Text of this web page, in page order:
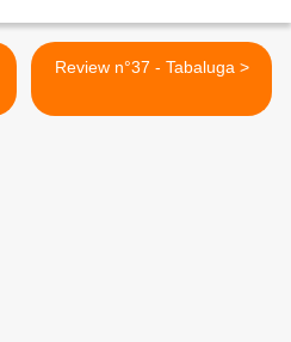
Review n°37 - Tabaluga >